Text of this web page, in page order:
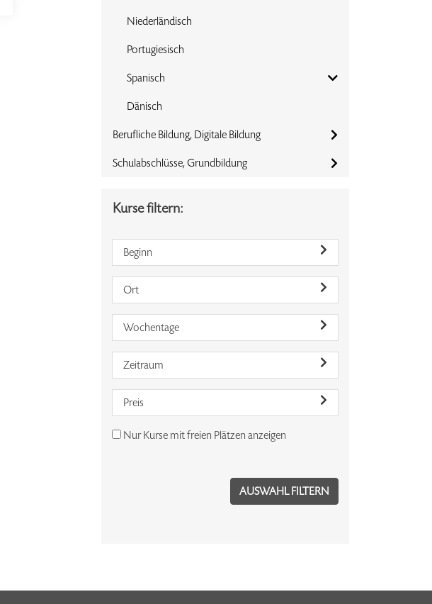
Niederländisch
Portugiesisch
Spanisch
Dänisch
Berufliche Bildung, Digitale Bildung
Schulabschlüsse, Grundbildung
Kurse filtern:
Beginn
Ort
Wochentage
Zeitraum
Preis
Nur Kurse mit freien Plätzen anzeigen